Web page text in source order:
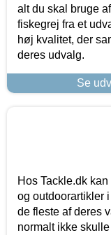
alt du skal bruge
fiskegrej fra et
høj kvalitet, der
deres udvalg.
Se
Hos Tackle.dk
og outdoorartikler
de fleste af deres
normalt ikke